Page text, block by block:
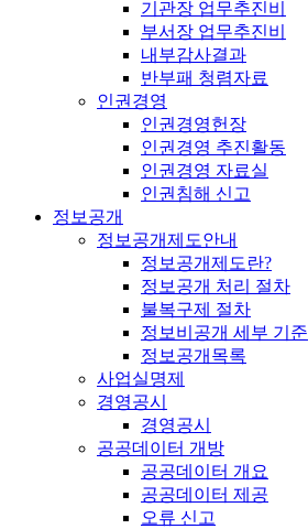
기관장 업무추진비
부서장 업무추진비
내부감사결과
반부패 청렴자료
인권경영
인권경영헌장
인권경영 추진활동
인권경영 자료실
인권침해 신고
정보공개
정보공개제도안내
정보공개제도란?
정보공개 처리 절차
불복구제 절차
정보비공개 세부 기준
정보공개목록
사업실명제
경영공시
경영공시
공공데이터 개방
공공데이터 개요
공공데이터 제공
오류 신고